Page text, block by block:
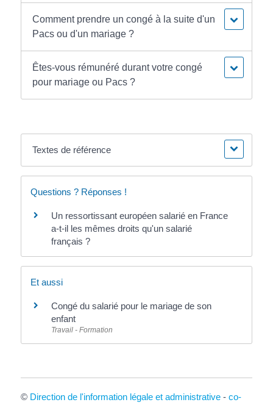
Comment prendre un congé à la suite d'un
Pacs ou d'un mariage ?
Êtes-vous rémunéré durant votre congé
pour mariage ou Pacs ?
Textes de référence
Questions ? Réponses !
Un ressortissant européen salarié en France
a-t-il les mêmes droits qu'un salarié
français ?
Et aussi
Congé du salarié pour le mariage de son
enfant
Travail - Formation
© Direction de l'information légale et administrative- co-